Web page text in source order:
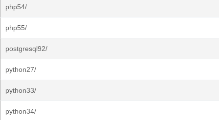
php54/
php55/
postgresql92/
python27/
python33/
python34/